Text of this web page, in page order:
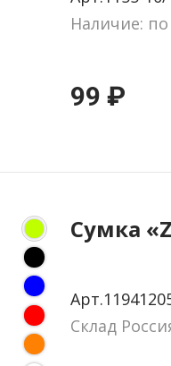
Наличие:
99 ₽
Сумка
Склад